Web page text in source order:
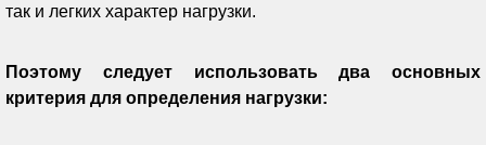
так и легких характер нагрузки.
Поэтому следует использовать два основных
критерия для определения нагрузки: